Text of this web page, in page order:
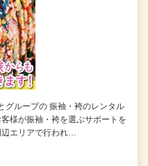
グループの 振袖・袴のレンタル
様が振袖・袴を選ぶサポートを
エリアで行われ…